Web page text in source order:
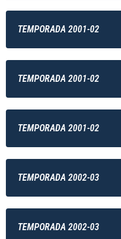
TEMPORADA 2001-02
TEMPORADA 2001-02
TEMPORADA 2001-02
TEMPORADA 2002-03
TEMPORADA 2002-03